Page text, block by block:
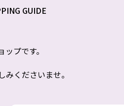
GUIDE
プです。
くださいませ。